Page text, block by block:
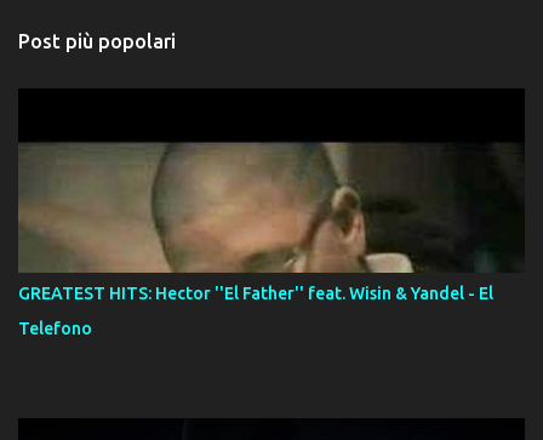
Post più popolari
GREATEST HITS: Hector ''El Father'' feat. Wisin & Yandel - El
Telefono